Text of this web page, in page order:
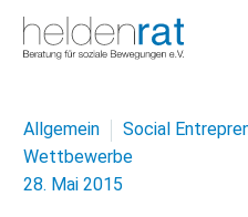
Allgemein
Social
Wettbewerbe
28. Mai 2015